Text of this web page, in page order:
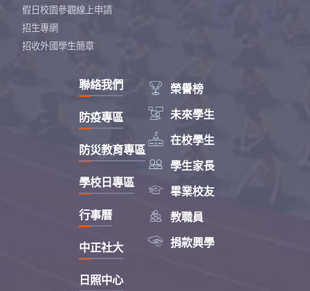
假日校園參觀線上申請
招生專網
招收外國學生簡章
 榮譽榜
 未來學生
 在校學生
 學生家長
 畢業校友
 教職員
 捐款興學
聯絡我們
防疫專區
防災教育專區
學校日專區
行事曆
中正社大
日照中心